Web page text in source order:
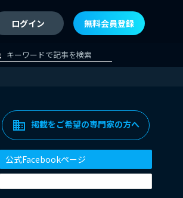
ログイン 無料会員登録
domain 掲載をご希望の専門家の方へ
公式Facebookページ